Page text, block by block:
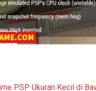
PSP Ukuran Kecil di